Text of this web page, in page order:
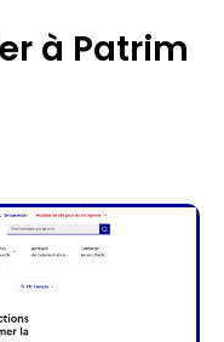
à Patrim